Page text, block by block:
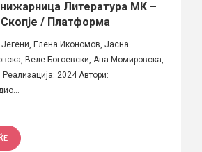
Литература МК –
/ Платформа
Елена Икономов, Јасна
Веле Богоевски, Ана Момировска,
2024 Автори: